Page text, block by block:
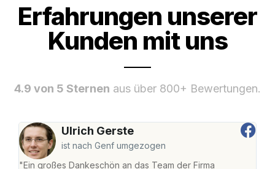
Erfahrungen unserer
Kunden mit uns
4.9 von 5 Sternen aus über 800+ Bewertungen.
Ulrich Gerste
ist nach Genf umgezogen
"Ein großes Dankeschön an das Team der Firma